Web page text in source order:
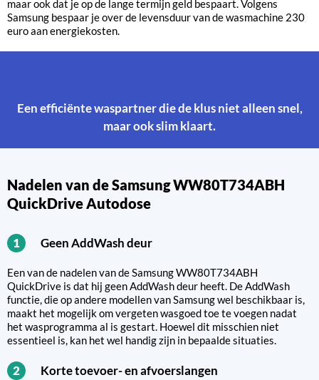
maar ook dat je op de lange termijn geld bespaart. Volgens
Samsung bespaar je over de levensduur van de wasmachine 230
euro aan energiekosten.
Een efficiënte waspartner die de klus niet alleen snel,
maar ook slim klaart.
Nadelen van de Samsung WW80T734ABH
QuickDrive Autodose
1 Geen AddWash deur
Een van de nadelen van de Samsung WW80T734ABH
QuickDrive is dat hij geen AddWash deur heeft. De AddWash
functie, die op andere modellen van Samsung wel beschikbaar is,
maakt het mogelijk om vergeten wasgoed toe te voegen nadat
het wasprogramma al is gestart. Hoewel dit misschien niet
essentieel is, kan het wel handig zijn in bepaalde situaties.
2 Korte toevoer- en afvoerslangen